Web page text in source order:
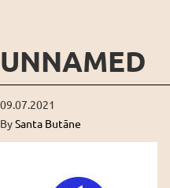
UNNAMED
09.07.2021
BySanta Butāne